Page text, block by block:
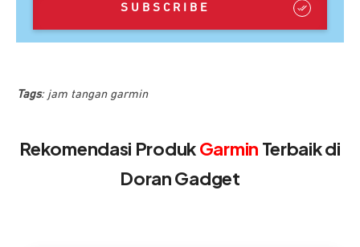
SUBSCRIBE
Tags: jam tangan garmin
Rekomendasi ProdukGarmin Terbaik di
Doran Gadget